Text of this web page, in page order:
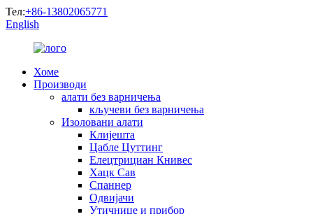
Тел:+86-13802065771
English
Хоме
Производи
алати без варничења
кључеви без варничења
Изоловани алати
Клијешта
Цабле Цуттинг
Елецтрициан Книвес
Хацк Сав
Спаннер
Одвијачи
Утичнице и прибор